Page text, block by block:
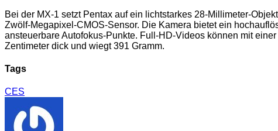
Bei der MX-1 setzt Pentax auf ein lichtstarkes 28-Millimeter-
Zwölf-Megapixel-CMOS-Sensor. Die Kamera bietet ein
ansteuerbare Autofokus-Punkte. Full-HD-Videos können mit
Zentimeter dick und wiegt 391 Gramm.
Tags
CES